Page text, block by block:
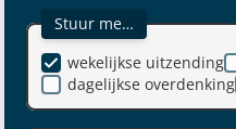
Stuur me…
dagelijkse overdenking
wekelijkse uitzending